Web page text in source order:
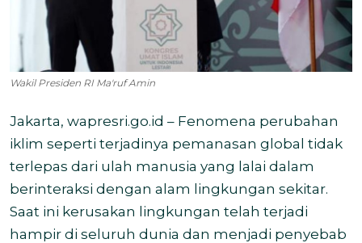
Wakil Presiden RI Ma'ruf Amin
Jakarta, wapresri.go.id – Fenomena perubahan
iklim seperti terjadinya pemanasan global tidak
terlepas dari ulah manusia yang lalai dalam
berinteraksi dengan alam lingkungan sekitar.
Saat ini kerusakan lingkungan telah terjadi
hampir di seluruh dunia dan menjadi penyebab